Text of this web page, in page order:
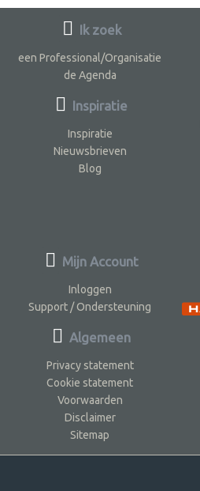
Ik zoek
een Professional/Organisatie
de Agenda
Inspiratie
Inspiratie
Nieuwsbrieven
Blog
Mijn Account
Inloggen
Support / Ondersteuning
Algemeen
Privacy statement
Cookie statement
Voorwaarden
Disclaimer
Sitemap